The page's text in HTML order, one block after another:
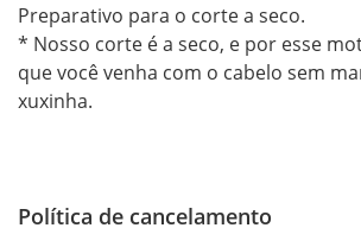
Preparativo para o corte a seco.
* Nosso corte é a seco, e por esse
que você venha com o cabelo sem
xuxinha.
Política de cancelamento